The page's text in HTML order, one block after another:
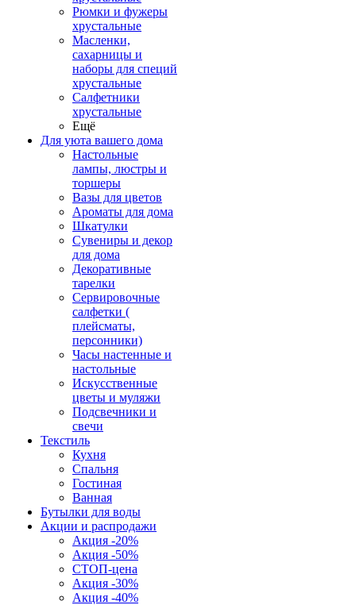
Рюмки и фужеры
хрустальные
Масленки,
сахарницы и
наборы для специй
хрустальные
Салфетники
хрустальные
Ещё
Для уюта вашего дома
Настольные
лампы, люстры и
торшеры
Вазы для цветов
Ароматы для дома
Шкатулки
Сувениры и декор
для дома
Декоративные
тарелки
Сервировочные
салфетки (
плейсматы,
персонники)
Часы настенные и
настольные
Искусственные
цветы и муляжи
Подсвечники и
свечи
Текстиль
Кухня
Спальня
Гостиная
Ванная
Бутылки для воды
Акции и распродажи
Акция -20%
Акция -50%
СТОП-цена
Акция -30%
Акция -40%